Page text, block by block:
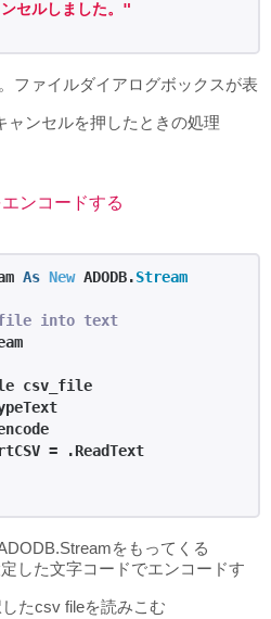
セルしました。"
ファイルダイアログボックスが表
ャンセルを押したときの処理
ンコードする
As New ADODB.Stream
file into text
csv_file
= .ReadText
をもってくる
した文字コードでエンコードす
たcsv fileを読みこむ